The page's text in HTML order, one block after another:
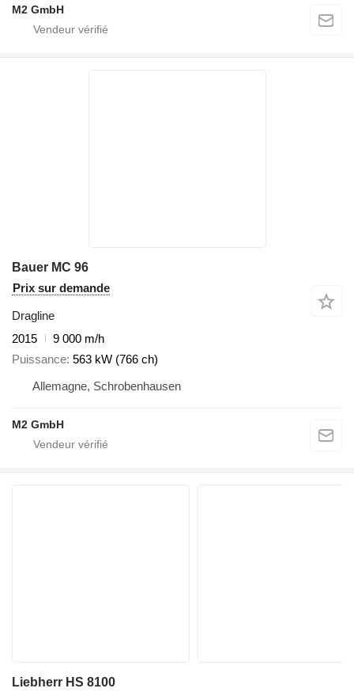
M2 GmbH
Bauer MC 96
Prix sur demande
Dragline
2015
9 000 m/h
Puissance 563 kW (766 ch)
Allemagne, Schrobenhausen
M2 GmbH
Liebherr HS 8100